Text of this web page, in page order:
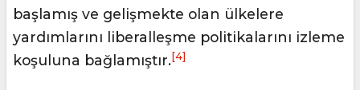
başlamış ve gelişmekte olan ülkelere
yardımlarını liberalleşme politikalarını izleme
koşuluna bağlamıştır.[4]